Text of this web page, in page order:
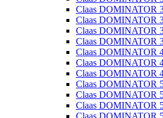
Claas DOMINATOR
Claas DOMINATOR
Claas DOMINATOR
Claas DOMINATOR
Claas DOMINATOR
Claas DOMINATOR
Claas DOMINATOR
Claas DOMINATOR
Claas DOMINATOR
Claas DOMINATOR
Claas DOMINATOR